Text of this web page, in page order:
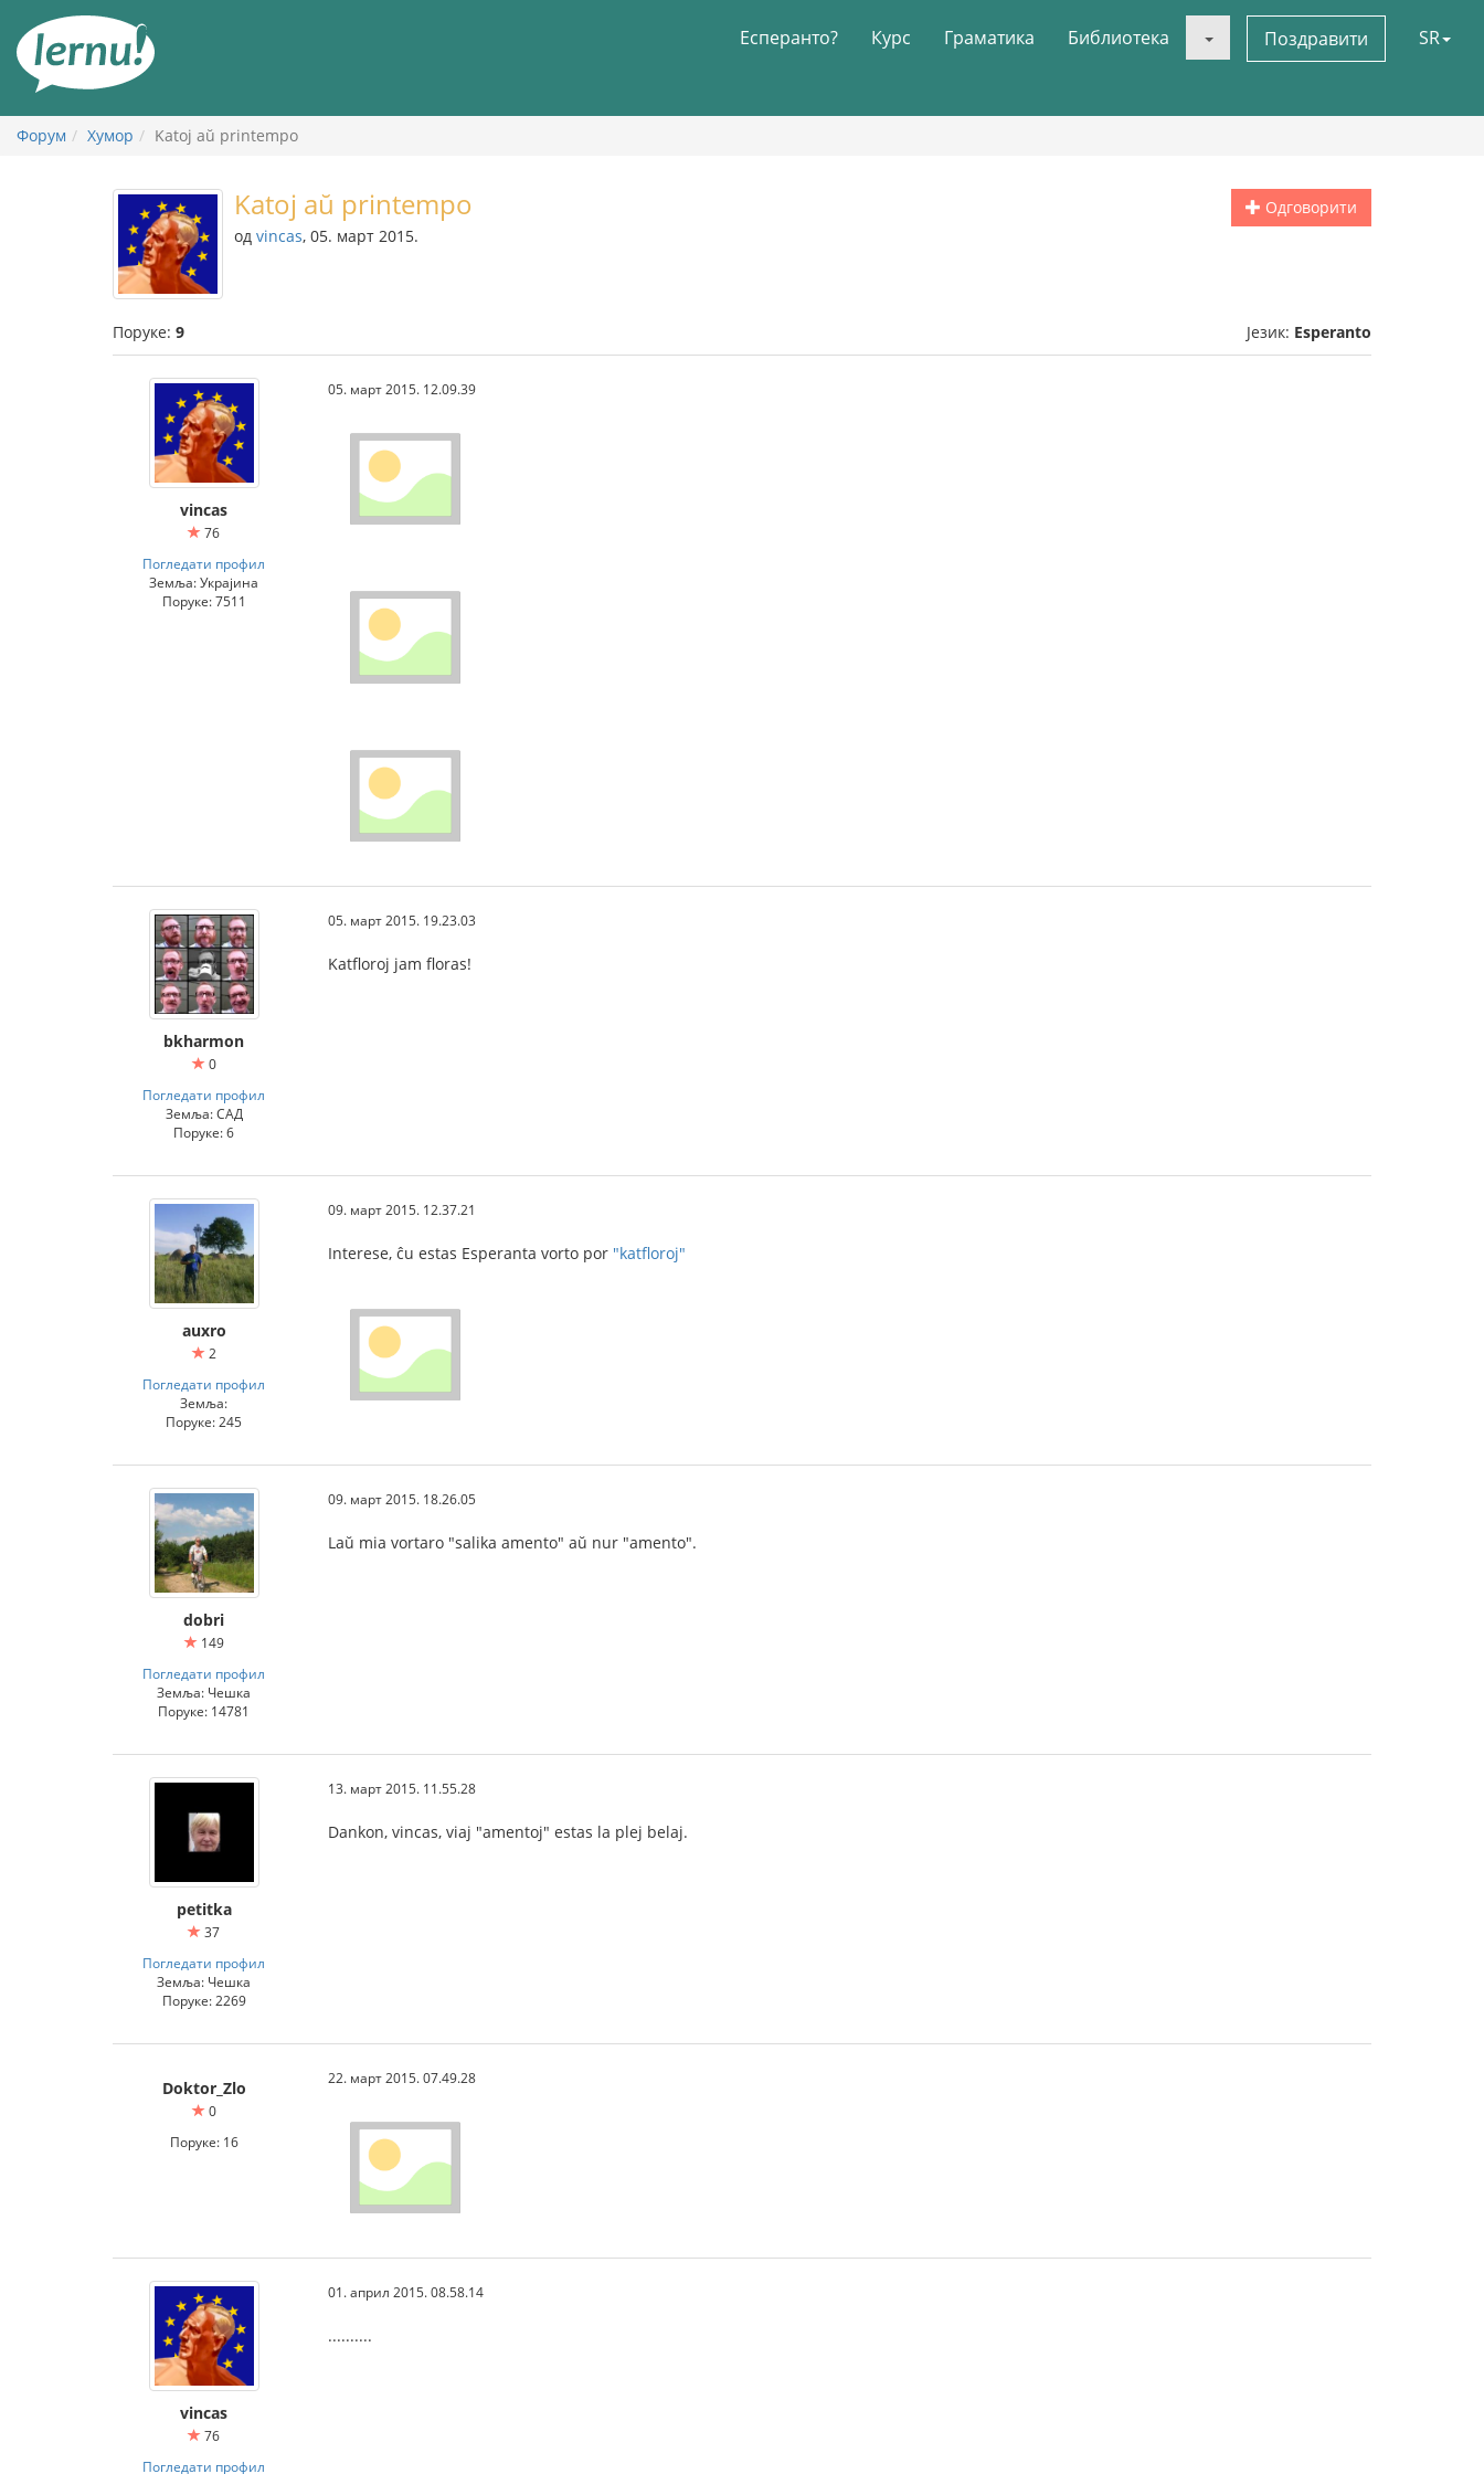
садржају
Есперанто? Курс Граматика Библиотека Поздравити SR
Форум Хумор Katoj aŭ printempo
Одговорити
Katoj aŭ printempo
од vincas, 05. март 2015.
Поруке: 9 Језик: Esperanto
vincas
76
Погледати профил
Земља: Украјина
Поруке: 7511
05. март 2015. 12.09.39
bkharmon
0
Погледати профил
Земља: САД
Поруке: 6
05. март 2015. 19.23.03
Katfloroj jam floras!
auxro
2
Погледати профил
Земља:
Поруке: 245
09. март 2015. 12.37.21
Interese, ĉu estas Esperanta vorto por "katfloroj"
dobri
149
Погледати профил
Земља: Чешка
Поруке: 14781
09. март 2015. 18.26.05
Laŭ mia vortaro "salika amento" aŭ nur "amento".
petitka
37
Погледати профил
Земља: Чешка
Поруке: 2269
13. март 2015. 11.55.28
Dankon, vincas, viaj "amentoj" estas la plej belaj.
Doktor_Zlo
0
Поруке: 16
22. март 2015. 07.49.28
vincas
76
Погледати профил
01. април 2015. 08.58.14
..........